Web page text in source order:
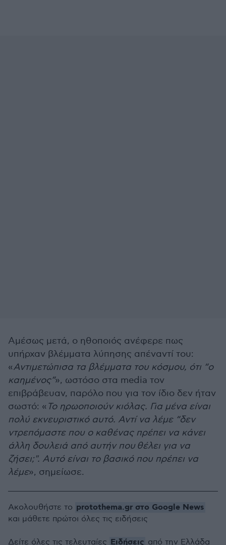
Αμέσως μετά, ο ηθοποιός ανέφερε πως
υπήρχαν βλέμματα λύπησης απέναντί του:
«Αντιμετώπισα τα βλέμματα του κόσμου, ότι “ο
καημένος”», ωστόσο στα media τον
επιβράβευαν, παρόλο που για τον ίδιο δεν ήταν
σωστό: « Το ηρωοποιούν κιόλας. Για μένα είναι
πολύ εκνευριστικό αυτό. Αντί να λέμε “δεν
ντρεπόμαστε που ο καθένας πρέπει να κάνει
άλλη δουλειά από αυτήν που θέλει για να
ζήσει;". Αυτό είναι το βασικό που πρέπει να
λέμε», σημείωσε.
Ακολουθήστε το protothema.gr στο Google News
και μάθετε πρώτοι όλες τις ειδήσεις
Δείτε όλες τις τελευταίες Ειδήσεις από την Ελλάδα